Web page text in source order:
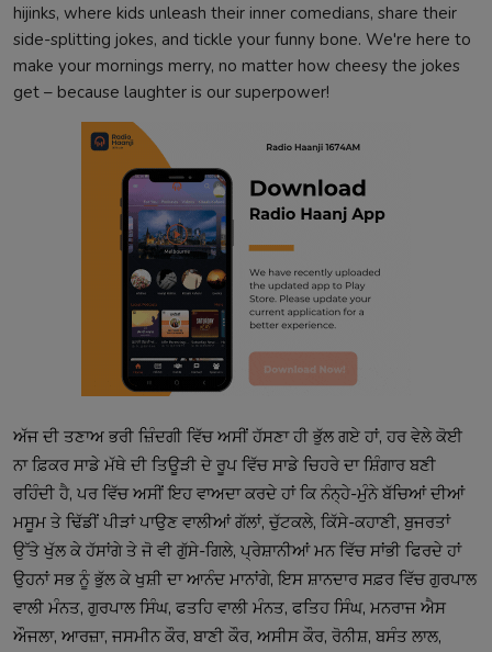
hijinks, where kids unleash their inner comedians, share their
side-splitting jokes, and tickle your funny bone. We're here to
make your mornings merry, no matter how cheesy the jokes
get – because laughter is our superpower!
ਅੱਜ ਦੀ ਤਣਾਅ ਭਰੀ ਜ਼ਿੰਦਗੀ ਵਿੱਚ ਅਸੀਂ ਹੱਸਣਾ ਹੀ ਭੁੱਲ ਗਏ ਹਾਂ, ਹਰ ਵੇਲੇ ਕੋਈ
ਨਾ ਫ਼ਿਕਰ ਸਾਡੇ ਮੱਥੇ ਦੀ ਤਿਊੜੀ ਦੇ ਰੂਪ ਵਿੱਚ ਸਾਡੇ ਚਿਹਰੇ ਦਾ ਸ਼ਿੰਗਾਰ ਬਣੀ
ਰਹਿੰਦੀ ਹੈ, ਪਰ ਵਿੱਚ ਅਸੀਂ ਇਹ ਵਾਅਦਾ ਕਰਦੇ ਹਾਂ ਕਿ ਨੰਨ੍ਹੇ-ਮੁੰਨੇ ਬੱਚਿਆਂ ਦੀਆਂ
ਮਸੂਮ ਤੇ ਢਿੱਡੀਂ ਪੀੜਾਂ ਪਾਉਣ ਵਾਲੀਆਂ ਗੱਲਾਂ, ਚੁੱਟਕਲੇ, ਕਿੱਸੇ-ਕਹਾਣੀ, ਬੁਜਰਤਾਂ
ਉੱਤੇ ਖੁੱਲ ਕੇ ਹੱਸਾਂਗੇ ਤੇ ਜੋ ਵੀ ਗੁੱਸੇ-ਗਿਲੇ, ਪ੍ਰੇਸ਼ਾਨੀਆਂ ਮਨ ਵਿੱਚ ਸਾਂਭੀ ਫਿਰਦੇ ਹਾਂ
ਉਹਨਾਂ ਸਭ ਨੂੰ ਭੁੱਲ ਕੇ ਖੁਸ਼ੀ ਦਾ ਆਨੰਦ ਮਾਨਾਂਗੇ, ਇਸ ਸ਼ਾਨਦਾਰ ਸਫ਼ਰ ਵਿੱਚ ਗੁਰਪਾਲ
ਵਾਲੀ ਮੰਨਤ, ਗੁਰਪਾਲ ਸਿੰਘ, ਫਤਹਿ ਵਾਲੀ ਮੰਨਤ, ਫਤਿਹ ਸਿੰਘ, ਮਨਰਾਜ ਐਸ
ਔਜਲਾ, ਆਰਜ਼ਾ, ਜਸਮੀਨ ਕੌਰ, ਬਾਣੀ ਕੌਰ, ਅਸੀਸ ਕੌਰ, ਰੋਨੀਸ਼, ਬਸੰਤ ਲਾਲ,